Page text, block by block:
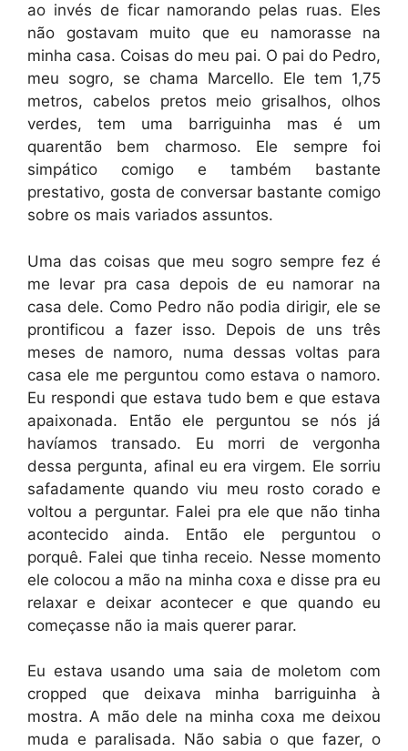
ao invés de ficar namorando pelas ruas. Eles
não gostavam muito que eu namorasse na
minha casa. Coisas do meu pai. O pai do Pedro,
meu sogro, se chama Marcello. Ele tem 1,75
metros, cabelos pretos meio grisalhos, olhos
verdes, tem uma barriguinha mas é um
quarentão bem charmoso. Ele sempre foi
simpático comigo e também bastante
prestativo, gosta de conversar bastante comigo
sobre os mais variados assuntos.
Uma das coisas que meu sogro sempre fez é
me levar pra casa depois de eu namorar na
casa dele. Como Pedro não podia dirigir, ele se
prontificou a fazer isso. Depois de uns três
meses de namoro, numa dessas voltas para
casa ele me perguntou como estava o namoro.
Eu respondi que estava tudo bem e que estava
apaixonada. Então ele perguntou se nós já
havíamos transado. Eu morri de vergonha
dessa pergunta, afinal eu era virgem. Ele sorriu
safadamente quando viu meu rosto corado e
voltou a perguntar. Falei pra ele que não tinha
acontecido ainda. Então ele perguntou o
porquê. Falei que tinha receio. Nesse momento
ele colocou a mão na minha coxa e disse pra eu
relaxar e deixar acontecer e que quando eu
começasse não ia mais querer parar.
Eu estava usando uma saia de moletom com
cropped que deixava minha barriguinha à
mostra. A mão dele na minha coxa me deixou
muda e paralisada. Não sabia o que fazer, o